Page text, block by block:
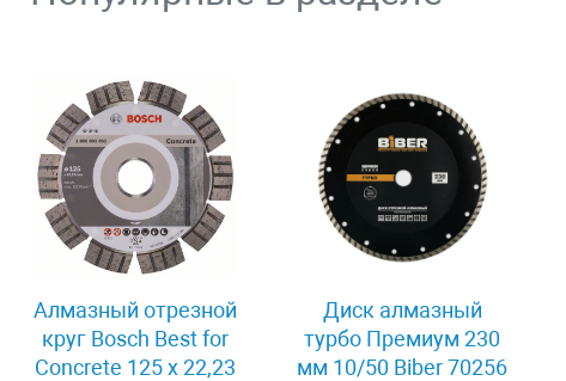
Алмазный отрезной
круг Bosch Best for
Concrete 125 x 22,23
Диск алмазный
турбо Премиум 230
мм 10/50 Biber 70256